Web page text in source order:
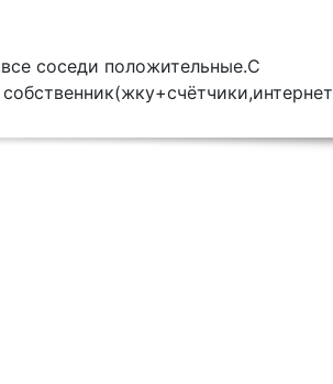
соседи положительные.С